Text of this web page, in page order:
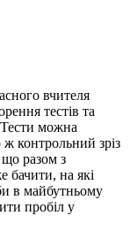
вчителя
тестів та
Тести можна
контрольний зріз
разом з
бачити, на які
в майбутньому
пробіл у